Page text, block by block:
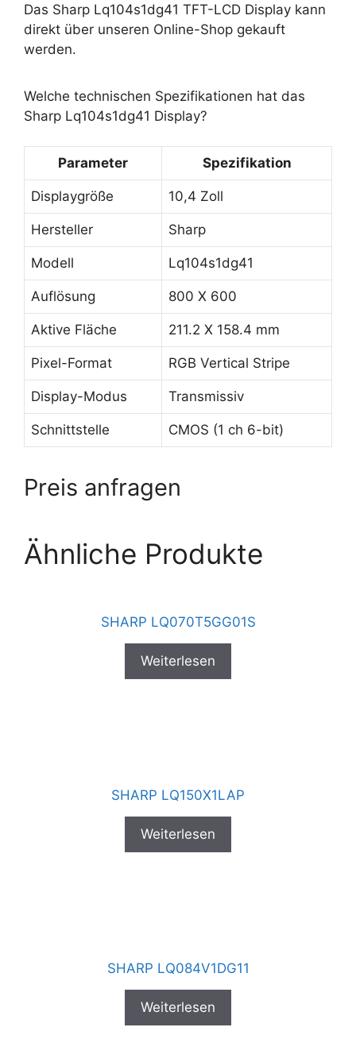
Das Sharp Lq104s1dg41 TFT-LCD Display kann
direkt über unseren Online-Shop gekauft
werden.
Welche technischen Spezifikationen hat das
Sharp Lq104s1dg41 Display?
Parameter Spezifikation
Displaygröße 10,4 Zoll
Hersteller Sharp
Modell Lq104s1dg41
Auflösung 800 X 600
Aktive Fläche 211.2 X 158.4 mm
Pixel-Format RGB Vertical Stripe
Display-Modus Transmissiv
Schnittstelle CMOS (1 ch 6-bit)
Preis anfragen
Ähnliche Produkte
SHARP LQ070T5GG01S
Weiterlesen
SHARP LQ150X1LAP
Weiterlesen
SHARP LQ084V1DG11
Weiterlesen